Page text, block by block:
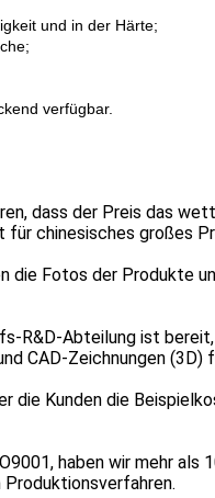
und in der Härte;
verfügbar.
dass der Preis das
für chinesisches großes
die Fotos der Produkte
R&D-Abteilung ist
CAD-Zeichnungen (3D)
die Kunden die
haben wir mehr als